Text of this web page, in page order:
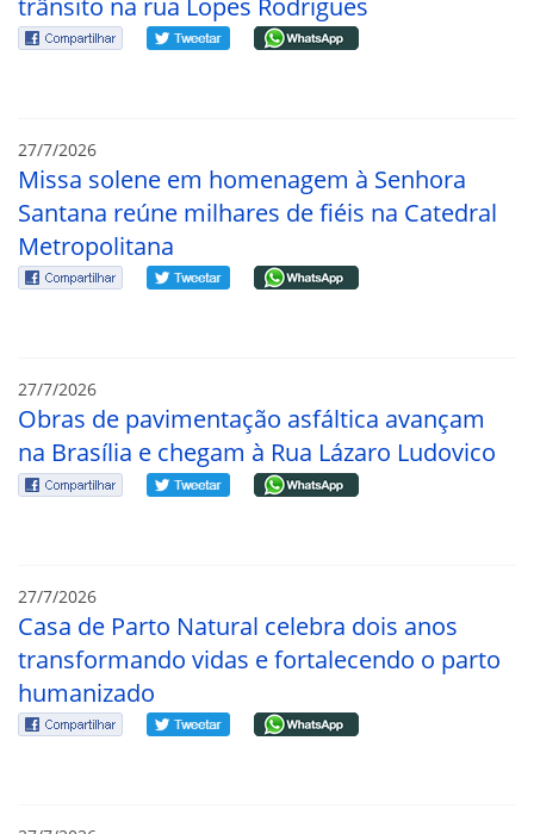
trânsito na rua Lopes Rodrigues
27/7/2026
Missa solene em homenagem à Senhora
Santana reúne milhares de fiéis na Catedral
Metropolitana
27/7/2026
Obras de pavimentação asfáltica avançam
na Brasília e chegam à Rua Lázaro Ludovico
27/7/2026
Casa de Parto Natural celebra dois anos
transformando vidas e fortalecendo o parto
humanizado